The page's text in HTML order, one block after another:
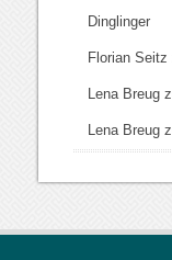
Dinglinger
Florian Seitz
Lena Breug
Lena Breug